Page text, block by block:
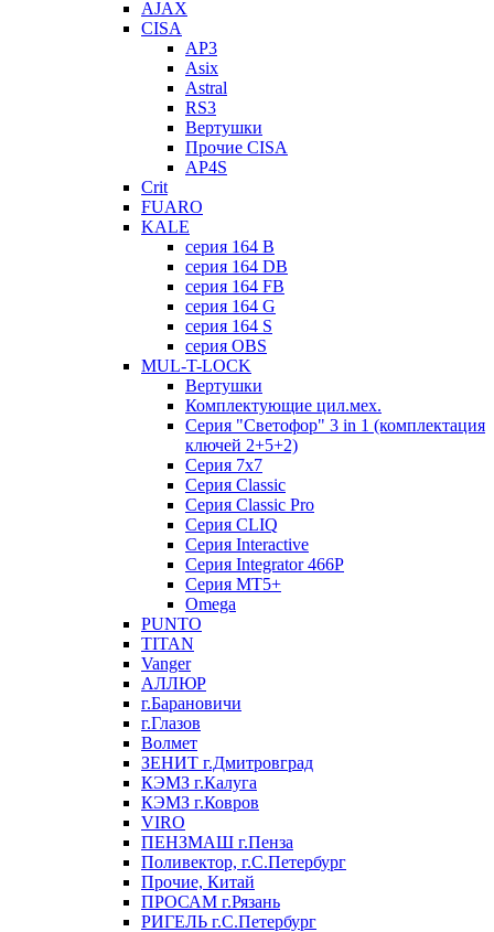
AJAX
CISA
AP3
Asix
Astral
RS3
Вертушки
Прочие CISA
AP4S
Crit
FUARO
KALE
серия 164 B
серия 164 DB
серия 164 FB
серия 164 G
серия 164 S
серия OBS
MUL-T-LOCK
Вертушки
Комплектующие цил.мех.
Серия "Светофор" 3 in 1 (комплектация
ключей 2+5+2)
Серия 7х7
Серия Classic
Серия Classic Pro
Серия CLIQ
Серия Interactive
Серия Integrator 466P
Серия MT5+
Omega
PUNTO
TITAN
Vanger
АЛЛЮР
г.Барановичи
г.Глазов
Волмет
ЗЕНИТ г.Дмитровград
КЭМЗ г.Калуга
КЭМЗ г.Ковров
VIRO
ПЕНЗМАШ г.Пенза
Поливектор, г.С.Петербург
Прочие, Китай
ПРОСАМ г.Рязань
РИГЕЛЬ г.С.Петербург